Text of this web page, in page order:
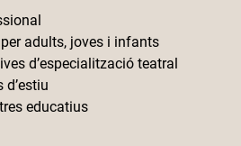
adults, joves i infants
d’especialització teatral
d’estiu
educatius